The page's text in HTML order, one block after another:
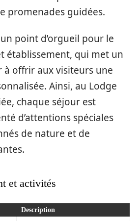
promenades guidées.
point d’orgueil pour le
établissement, qui met un
à offrir aux visiteurs une
Ainsi, au Lodge
chaque séjour est
d’attentions spéciales
de nature et de
et activités
Description